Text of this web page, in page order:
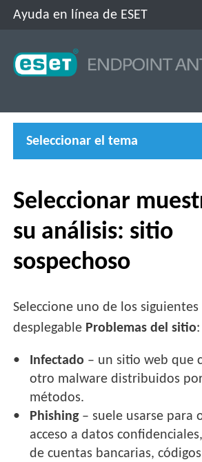
Ayuda en línea de ESET
Seleccionar el tema
Seleccionar
su análisis: sitio
sospechoso
Seleccione uno de los
desplegable Problemas del sitio:
Infectado – un sitio web que
otro malware distribuidos
métodos.
Phishing– suele usarse para
acceso a datos
de cuentas bancarias,